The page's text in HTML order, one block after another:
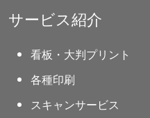
サービス紹介
看板・大判プリント
各種印刷
スキャンサービス